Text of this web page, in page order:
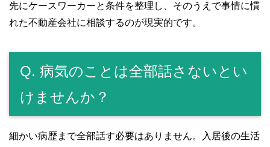
先にケースワーカーと条件を整理し、そのうえで事情に慣
れた不動産会社に相談するのが現実的です。
Q. 病気のことは全部話さないとい
けませんか？
細かい病歴まで全部話す必要はありません。入居後の生活